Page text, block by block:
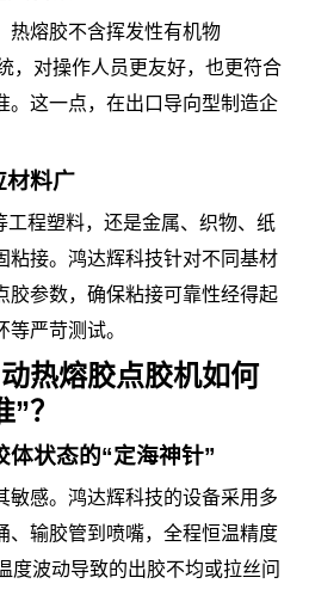
热熔胶不含挥发性有机物
，对操作人员更友好，也更符合
。这一点，在出口导向型制造企
材料广
程塑料，还是金属、织物、纸
粘接。鸿达辉科技针对不同基材
胶参数，确保粘接可靠性经得起
严苛测试。
热熔胶点胶机如何
？
状态的“定海神针”
敏感。鸿达辉科技的设备采用多
、输胶管到喷嘴，全程恒温精度
波动导致的出胶不均或拉丝问